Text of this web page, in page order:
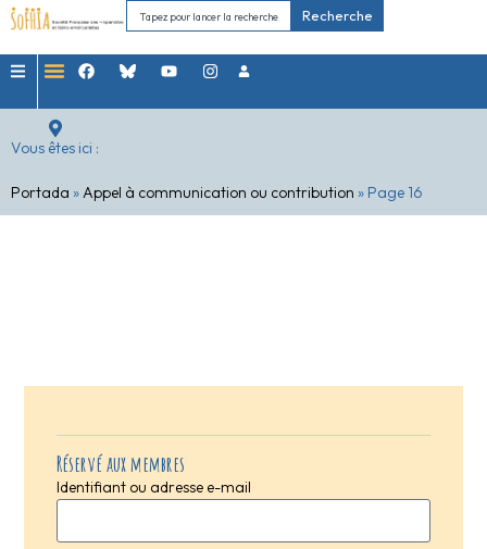
Recherche
Vous êtes ici :
Portada »Appel à communication ou contribution » Page 16
Réservé aux membres
Identifiant ou adresse e-mail